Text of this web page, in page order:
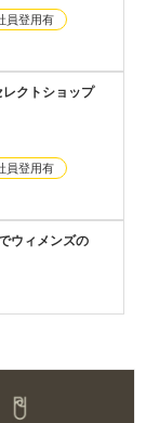
員登用有
レクトショップ
員登用有
ウィメンズの